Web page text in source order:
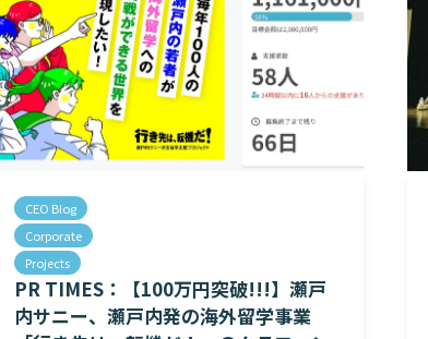
CEO Blog
Corporate
Projects
PR TIMES：【100万円突破!!!】瀬戸
内サニー、瀬戸内発の海外留学事業